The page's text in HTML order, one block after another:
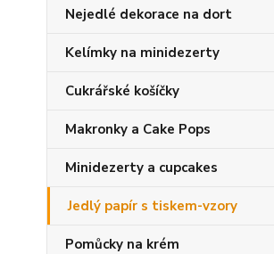
Nejedlé dekorace na dort
Kelímky na minidezerty
Cukrářské košíčky
Makronky a Cake Pops
Minidezerty a cupcakes
Jedlý papír s tiskem-vzory
Pomůcky na krém